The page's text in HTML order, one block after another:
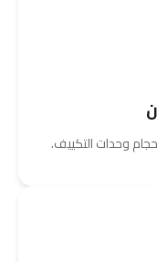
وحدات التكييف.